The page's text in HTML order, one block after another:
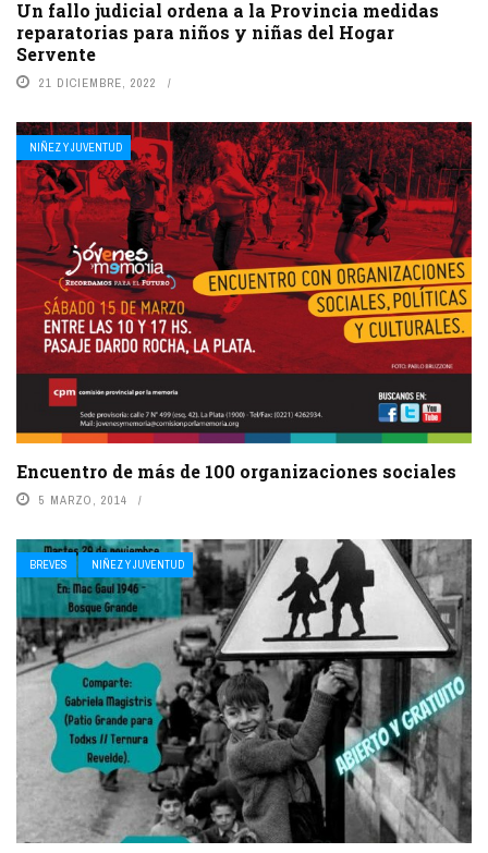
Un fallo judicial ordena a la Provincia medidas
reparatorias para niños y niñas del Hogar
Servente
21 DICIEMBRE, 2022
NIÑEZ Y JUVENTUD
Encuentro de más de 100 organizaciones sociales
5 MARZO, 2014
BREVES NIÑEZ Y JUVENTUD